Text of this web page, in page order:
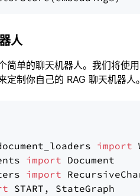
人
简单的聊天机器人。我们将使用
制你自己的 RAG 聊天机器人。
import
import
import